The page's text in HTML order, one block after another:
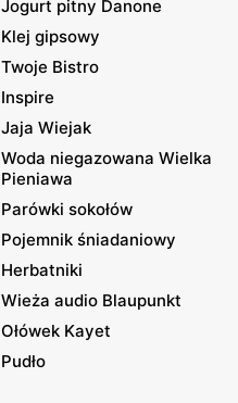
Jogurt pitny Danone
Klej gipsowy
Twoje Bistro
Inspire
Jaja Wiejak
Woda niegazowana Wielka
Pieniawa
Parówki sokołów
Pojemnik śniadaniowy
Herbatniki
Wieża audio Blaupunkt
Ołówek Kayet
Pudło